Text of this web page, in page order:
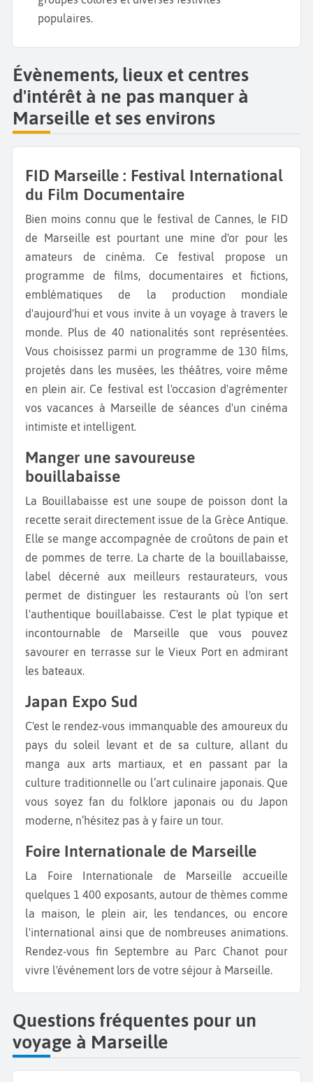
populaires.
Évènements, lieux et centres
d'intérêt à ne pas manquer à
Marseille et ses environs
FID Marseille : Festival International
du Film Documentaire
Bien moins connu que le festival de Cannes, le FID
de Marseille est pourtant une mine d'or pour les
amateurs de cinéma. Ce festival propose un
programme de films, documentaires et fictions,
emblématiques de la production mondiale
d'aujourd'hui et vous invite à un voyage à travers le
monde. Plus de 40 nationalités sont représentées.
Vous choisissez parmi un programme de 130 films,
projetés dans les musées, les théâtres, voire même
en plein air. Ce festival est l'occasion d'agrémenter
vos vacances à Marseille de séances d'un cinéma
intimiste et intelligent.
Manger une savoureuse
bouillabaisse
La Bouillabaisse est une soupe de poisson dont la
recette serait directement issue de la Grèce Antique.
Elle se mange accompagnée de croûtons de pain et
de pommes de terre. La charte de la bouillabaisse,
label décerné aux meilleurs restaurateurs, vous
permet de distinguer les restaurants où l'on sert
l'authentique bouillabaisse. C'est le plat typique et
incontournable de Marseille que vous pouvez
savourer en terrasse sur le Vieux Port en admirant
les bateaux.
Japan Expo Sud
C'est le rendez-vous immanquable des amoureux du
pays du soleil levant et de sa culture, allant du
manga aux arts martiaux, et en passant par la
culture traditionnelle ou l’art culinaire japonais. Que
vous soyez fan du folklore japonais ou du Japon
moderne, n’hésitez pas à y faire un tour.
Foire Internationale de Marseille
La Foire Internationale de Marseille accueille
quelques 1 400 exposants, autour de thèmes comme
la maison, le plein air, les tendances, ou encore
l'international ainsi que de nombreuses animations.
Rendez-vous fin Septembre au Parc Chanot pour
vivre l'événement lors de votre séjour à Marseille.
Questions fréquentes pour un
voyage à Marseille